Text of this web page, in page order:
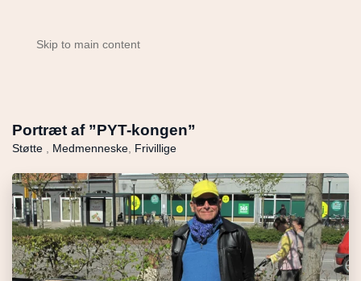
Skip to main content
Portræt af ”PYT-kongen”
Støtte Medmenneske Frivillige